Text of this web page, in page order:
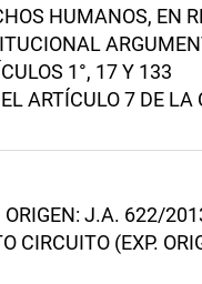
HUMANOS, EN
1°, 17 Y 133
ARTÍCULO 7 DE LA
ORIGEN: J.A. 622/
CIRCUITO (EXP.